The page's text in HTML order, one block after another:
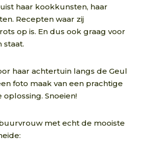
haar kookkunsten, haar
Recepten waar zij
op is. En dus ook graag voor
staat.
haar achtertuin langs de Geul
foto maak van een prachtige
oplossing. Snoeien!
met echt de mooiste